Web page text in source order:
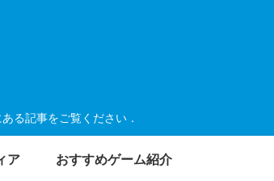
る記事をご覧ください．
ア おすすめゲーム紹介